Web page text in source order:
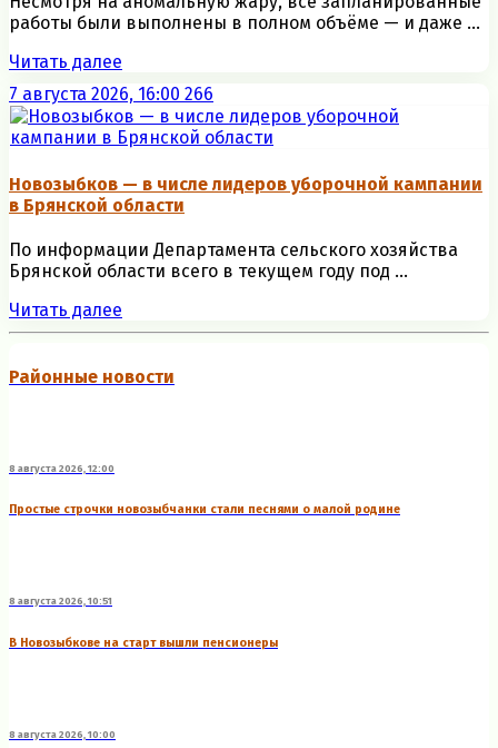
работы были выполнены в полном объёме — и даже ...
Читать далее
7 августа 2026, 16:00 266
Новозыбков — в числе лидеров уборочной кампании
в Брянской области
По информации Департамента сельского хозяйства
Брянской области всего в текущем году под ...
Читать далее
Районные новости
8 августа 2026, 12:00
Простые строчки новозыбчанки стали песнями о малой родине
8 августа 2026, 10:51
В Новозыбкове на старт вышли пенсионеры
8 августа 2026, 10:00